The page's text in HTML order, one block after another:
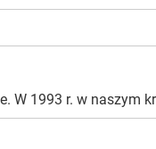
1993 r. w